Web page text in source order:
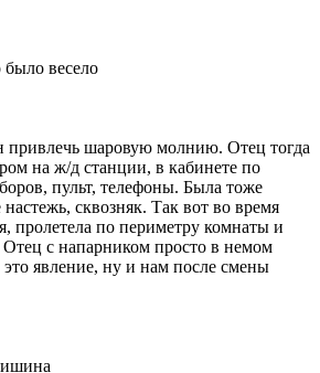
весело
привлечь шаровую молнию. Отец тогда
на ж/д станции, в кабинете по
пульт, телефоны. Была тоже
сквозняк. Так вот во время
пролетела по периметру комнаты и
с напарником просто в немом
явление, ну и нам после смены